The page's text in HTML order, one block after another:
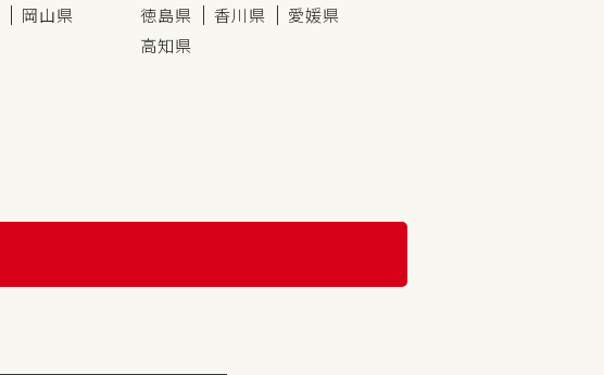
岡山県
徳島県 香川県
愛媛県
高知県